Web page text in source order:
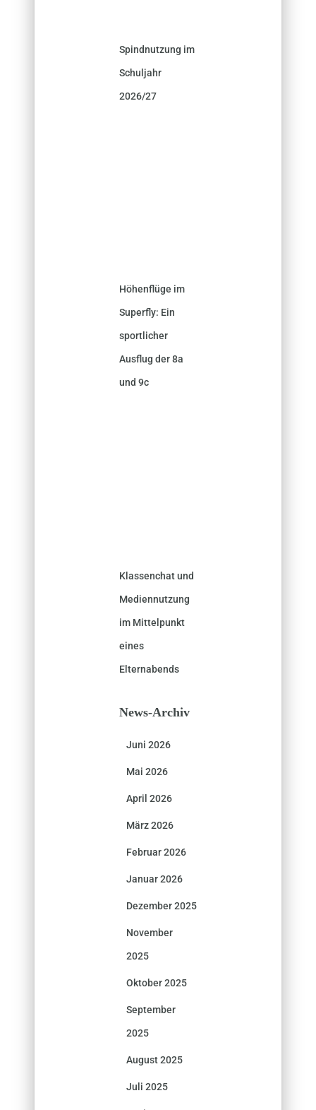
Spindnutzung im
Schuljahr
2026/27
Höhenflüge im
Superfly: Ein
sportlicher
Ausflug der 8a
und 9c
Klassenchat und
Mediennutzung
im Mittelpunkt
eines
Elternabends
News-Archiv
Juni 2026
Mai 2026
April 2026
März 2026
Februar 2026
Januar 2026
Dezember 2025
November
2025
Oktober 2025
September
2025
August 2025
Juli 2025